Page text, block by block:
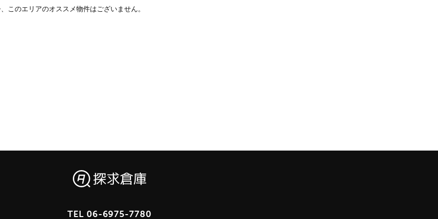
このエリアのオススメ物件はございません。
TEL 06-6975-7780